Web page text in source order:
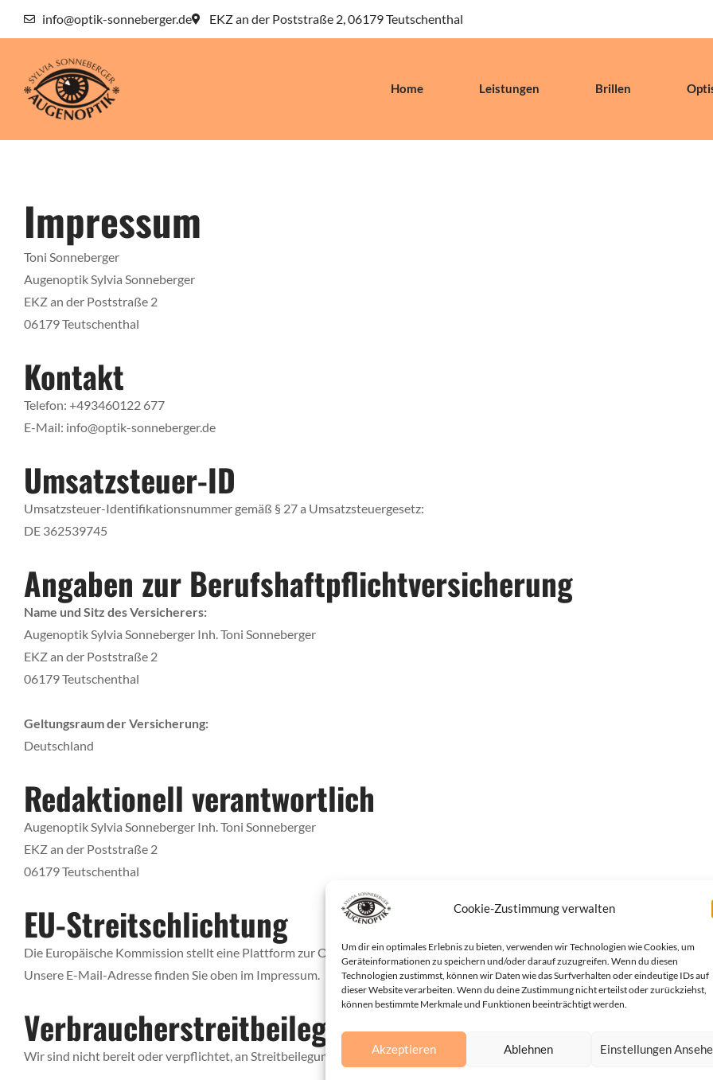
Cookie-Zustimmung verwalten
Um dir ein optimales Erlebnis zu bieten, verwenden wir Technologien wie Cookies, um
Geräteinformationen zu speichern und/oder darauf zuzugreifen. Wenn du diesen
Technologien zustimmst, können wir Daten wie das Surfverhalten oder eindeutige IDs auf
dieser Website verarbeiten. Wenn du deine Zustimmung nicht erteilst oder zurückziehst,
können bestimmte Merkmale und Funktionen beeinträchtigt werden.
Akzeptieren Ablehnen Einstellungen
info@optik-sonneberger.de EKZ an der Poststraße 2, 06179 Teutschenthal
Home Leistungen Brillen
Impressum
Toni Sonneberger
Augenoptik Sylvia Sonneberger
EKZ an der Poststraße 2
06179 Teutschenthal
Kontakt
Telefon: +493460122 677
E-Mail: info@optik-sonneberger.de
Umsatzsteuer-ID
Umsatzsteuer-Identifikationsnummer gemäß § 27 a Umsatzsteuergesetz:
DE 362539745
Angaben zur Berufs­haftpflicht­versicherung
Name und Sitz des Versicherers:
Augenoptik Sylvia Sonneberger Inh. Toni Sonneberger
EKZ an der Poststraße 2
06179 Teutschenthal
Geltungsraum der Versicherung:
Deutschland
Redaktionell verantwortlich
Augenoptik Sylvia Sonneberger Inh. Toni Sonneberger
EKZ an der Poststraße 2
06179 Teutschenthal
EU-Streitschlichtung
Die Europäische Kommission stellt eine Plattform zur Online-Streitbeilegung (OS) bereit:https://ec.europa.eu/consumers/odr/
Unsere E-Mail-Adresse finden Sie oben im Impressum.
Verbraucher­streit­beilegung/
Wir sind nicht bereit oder verpflichtet, an Streitbeilegungsverfahren vor einer Verbraucherschlichtungsstelle teilzunehmen.